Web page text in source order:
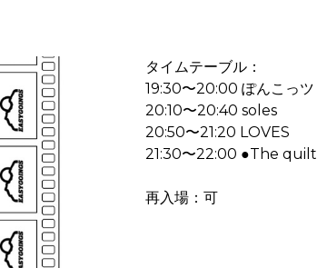
タイムテーブル：
19:30〜20:00 ぽんこっツ
20:10〜20:40 soles
20:50〜21:20 LOVES
21:30〜22:00 ●The quilt
再入場：可